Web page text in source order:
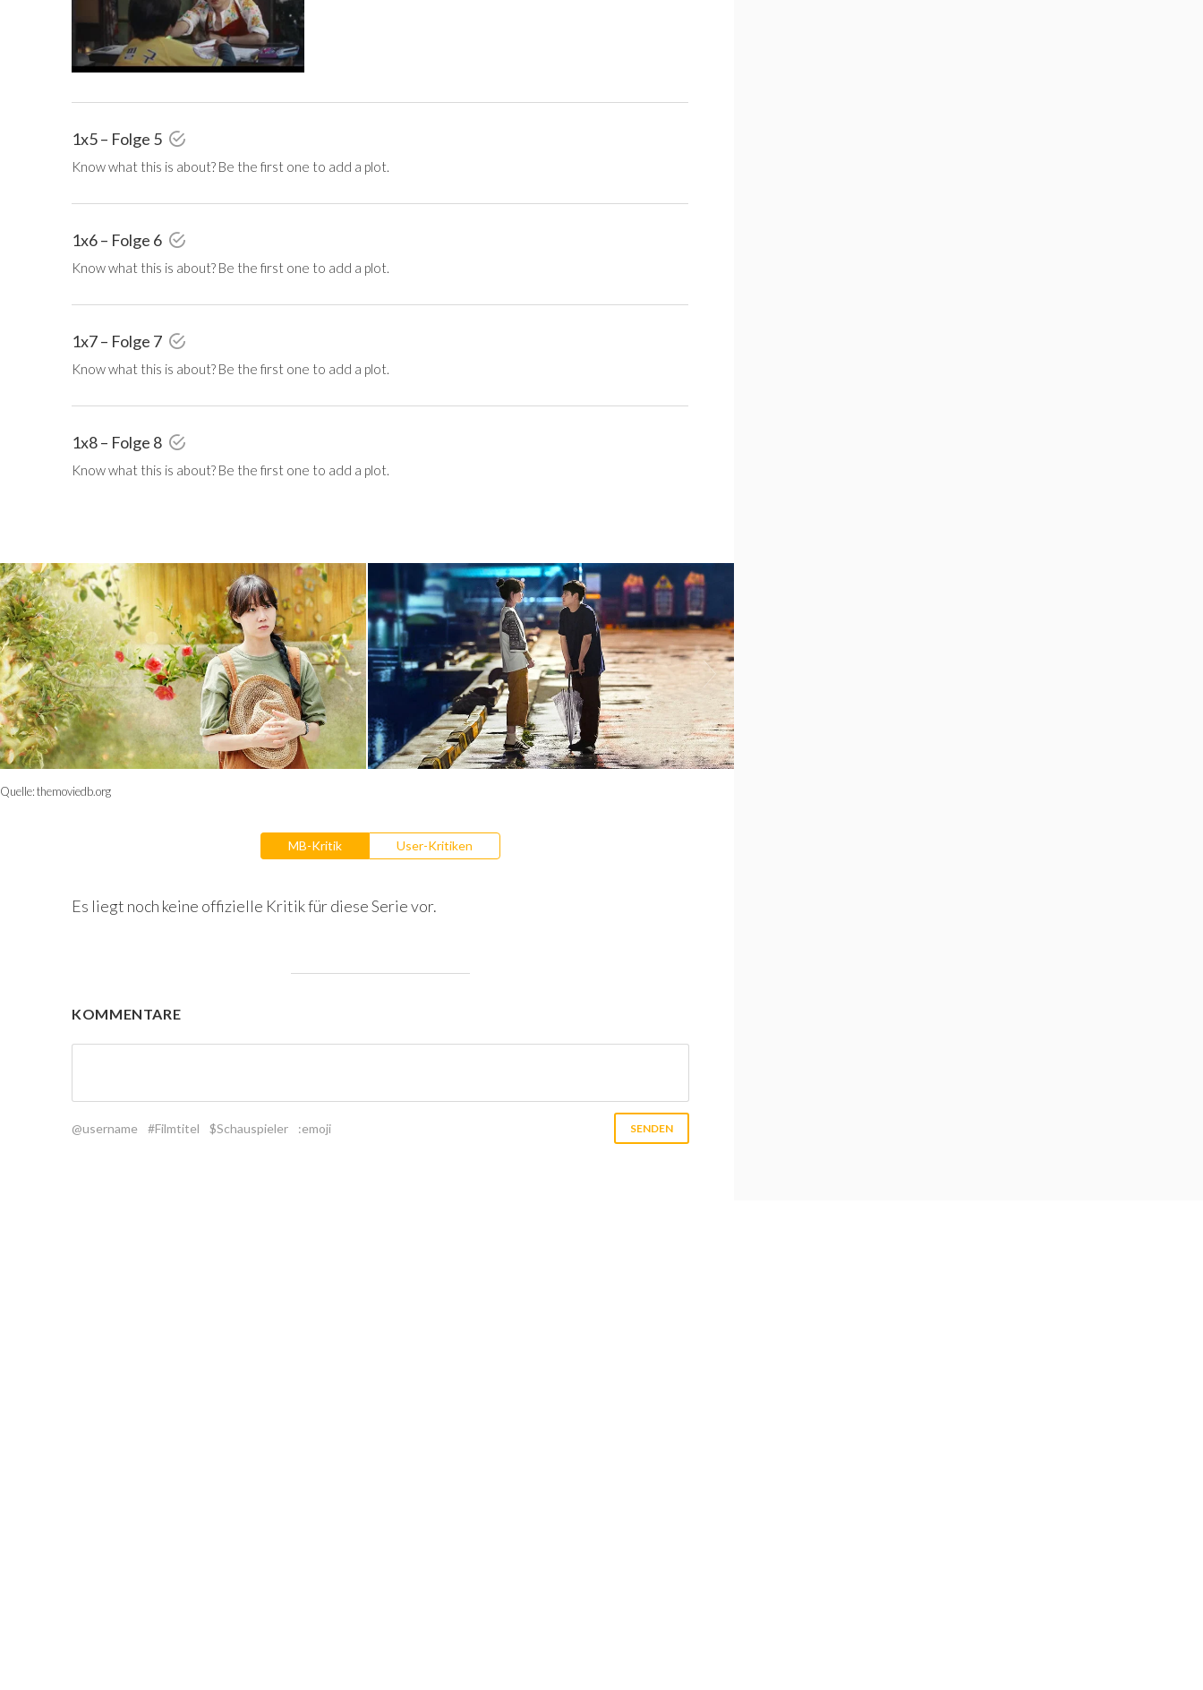
1x5 – Folge 5
Know what this is about? Be the first one to add a plot.
1x6 – Folge 6
Know what this is about? Be the first one to add a plot.
1x7 – Folge 7
Know what this is about? Be the first one to add a plot.
1x8 – Folge 8
Know what this is about? Be the first one to add a plot.
Quelle:themoviedb.org
MB-Kritik User-Kritiken
Es liegt noch keine offizielle Kritik für diese Serie vor.
KOMMENTARE
@username #Filmtitel $Schauspieler :emoji